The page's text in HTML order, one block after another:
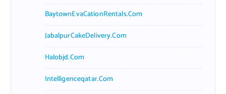
BaytownEvaCationRentals.com
JabalpurCakeDelivery.com
Halobjd.com
Intelligenceqatar.com